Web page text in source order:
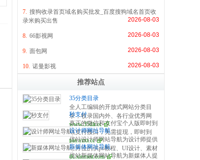
7. 搜狗收录首页域名购买批发_百度搜狗域名首页收
录米购买出售
2026-08-03
8. 66影视网 2026-08-03
9. 面包网 2026-08-03
10. 诺曼影视 2026-08-03
推荐站点
35分类目录
全人工编辑的开放式网站分类目
录，收录国内外、各行业优秀网
站，旨在为用户提供网站分类目录
检索、优秀网站参考、网站推广服
务。
www.35dir.cc
秒支付
真正的微信和支付宝个人版即时到
账支付接口，无需提现，即时到
账，100%资金安全，彩虹系统合
作服务商，无需手续费，无需人工
操作，是个人收款的最佳解决方
pay.yzxt.cc
设计师网址导航
优站设计师网站导航为设计师提供
全方位的供ps教程、UI设计、素材
下载、高清图库、配色方案、用户
dc.xinmeit.com
新媒体网址导航
优站新媒体网站导航为新媒体人提